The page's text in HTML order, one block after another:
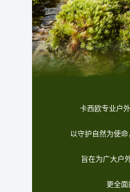
卡西欧专业户外
以守护自然为使
旨在为广大户
更全